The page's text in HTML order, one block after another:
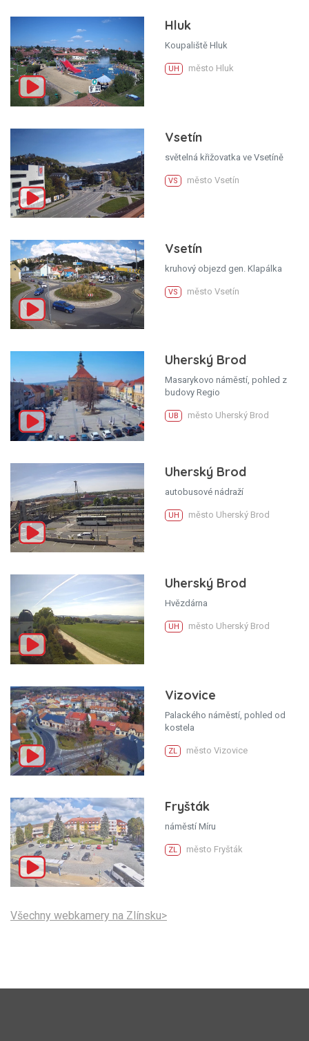
Hluk
Koupaliště Hluk
UH město Hluk
Vsetín
světelná křižovatka ve Vsetíně
VS město Vsetín
Vsetín
kruhový objezd gen. Klapálka
VS město Vsetín
Uherský Brod
Masarykovo náměstí, pohled z
budovy Regio
UB město Uherský Brod
Uherský Brod
autobusové nádraží
UH město Uherský Brod
Uherský Brod
Hvězdárna
UH město Uherský Brod
Vizovice
Palackého náměstí, pohled od
kostela
ZL město Vizovice
Fryšták
náměstí Míru
ZL město Fryšták
Všechny webkamery na Zlínsku>